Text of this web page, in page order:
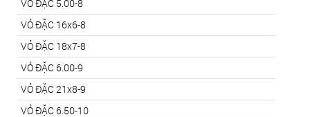
VỎ ĐẶC 5.00-8
VỎ ĐẶC 16x6-8
VỎ ĐẶC 18x7-8
VỎ ĐẶC 6.00-9
VỎ ĐẶC 21x8-9
VỎ ĐẶC 6.50-10